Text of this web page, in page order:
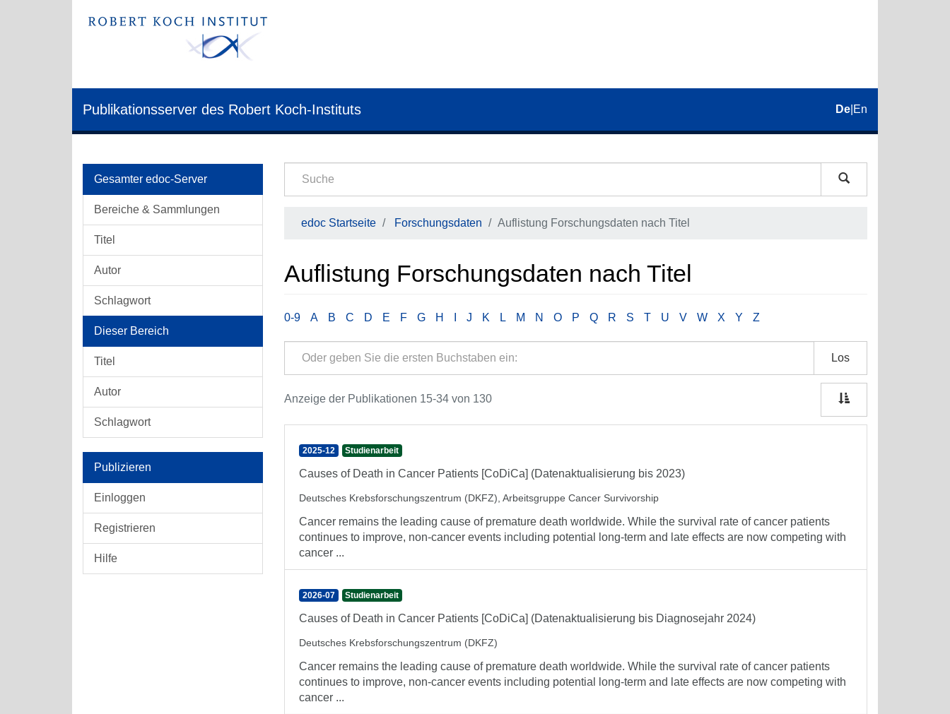
Publikationsserver des Robert Koch-Instituts De En
Gesamter edoc-Server
Bereiche & Sammlungen
Titel
Autor
Schlagwort
Dieser Bereich
Titel
Autor
Schlagwort
Publizieren
Einloggen
Registrieren
Hilfe
edoc Startseite Forschungsdaten Auflistung Forschungsdaten nach Titel
Auflistung Forschungsdaten nach Titel
0-9 A B C D E F G H J K L M N O P Q R S T U V W X Y Z
Los
Anzeige der Publikationen 15-34 von 130
2025-12 Studienarbeit
Causes of Death in Cancer Patients [CoDiCa] (Datenaktualisierung bis 2023)
Deutsches Krebsforschungszentrum (DKFZ), Arbeitsgruppe Cancer Survivorship
Cancer remains the leading cause of premature death worldwide. While the survival rate of cancer patients
continues to improve, non-cancer events including potential long-term and late effects are now competing with
cancer ...
2026-07 Studienarbeit
Causes of Death in Cancer Patients [CoDiCa] (Datenaktualisierung bis Diagnosejahr 2024)
Deutsches Krebsforschungszentrum (DKFZ)
Cancer remains the leading cause of premature death worldwide. While the survival rate of cancer patients
continues to improve, non-cancer events including potential long-term and late effects are now competing with
cancer ...